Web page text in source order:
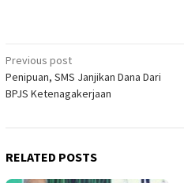
Post
navigation
Previous post
Penipuan, SMS Janjikan Dana Dari
BPJS Ketenagakerjaan
RELATED POSTS